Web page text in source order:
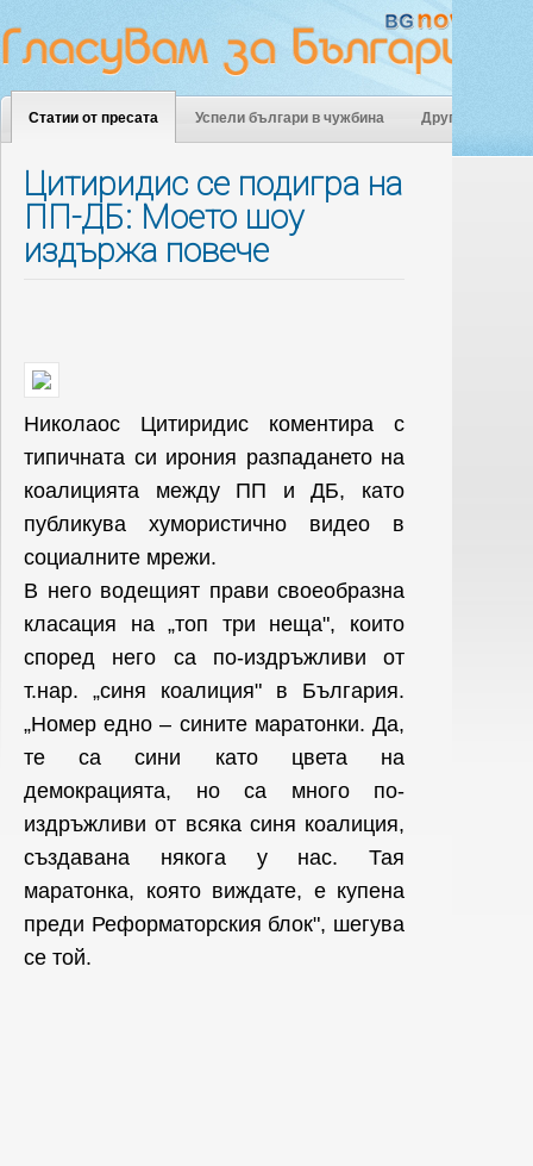
Статии от пресата Успели българи в чужбина Други
Цитиридис се подигра на
ПП-ДБ: Моето шоу
издържа повече
Николаос Цитиридис коментира с
типичната си ирония разпадането на
коалицията между ПП и ДБ, като
публикува хумористично видео в
социалните мрежи.
В него водещият прави своеобразна
класация на „топ три неща", които
според него са по-издръжливи от
т.нар. „синя коалиция" в България.
„Номер едно – сините маратонки. Да,
те са сини като цвета на
демокрацията, но са много по-
издръжливи от всяка синя коалиция,
създавана някога у нас. Тая
маратонка, която виждате, е купена
преди Реформаторския блок", шегува
се той.